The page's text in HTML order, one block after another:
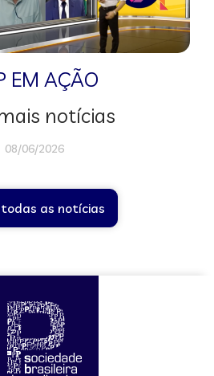
EM AÇÃO
notícias
08/06/2026
todas as notícias